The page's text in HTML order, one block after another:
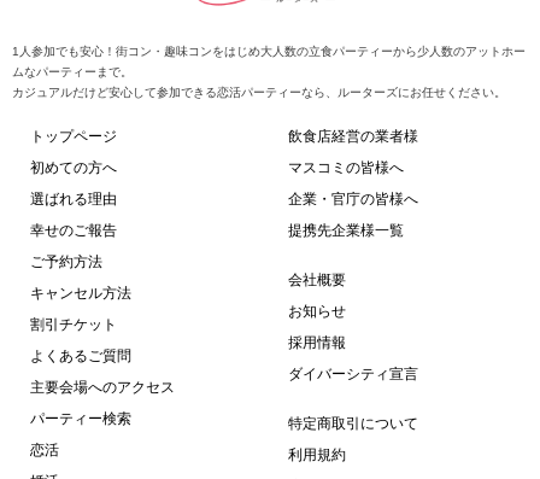
1人参加でも安心！街コン・趣味コンをはじめ大人数の立食パーティーから少人数のアットホー
ムなパーティーまで。
カジュアルだけど安心して参加できる恋活パーティーなら、ルーターズにお任せください。
トップページ
初めての方へ
選ばれる理由
幸せのご報告
ご予約方法
キャンセル方法
割引チケット
よくあるご質問
主要会場へのアクセス
パーティー検索
恋活
飲食店経営の業者様
マスコミの皆様へ
企業・官庁の皆様へ
提携先企業様一覧
会社概要
お知らせ
採用情報
ダイバーシティ宣言
特定商取引について
利用規約